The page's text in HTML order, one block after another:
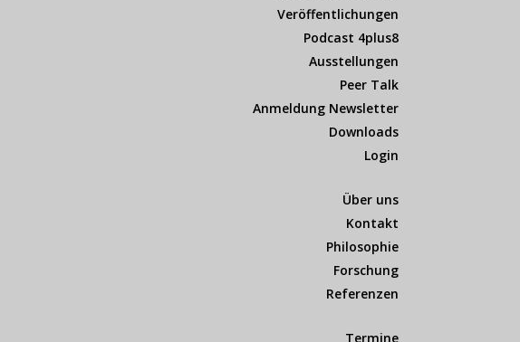
Veröffentlichungen
Podcast 4plus8
Ausstellungen
Peer Talk
Anmeldung Newsletter
Downloads
Login
Über uns
Kontakt
Philosophie
Forschung
Referenzen
Termine